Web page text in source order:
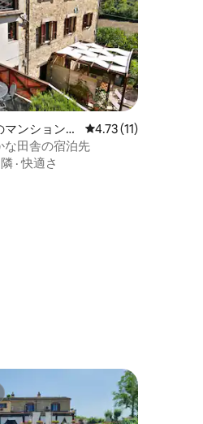
の平均評価
ンション・
レビュー11件、5つ
4.73 (11)
な田舎の宿泊先
·快適さ